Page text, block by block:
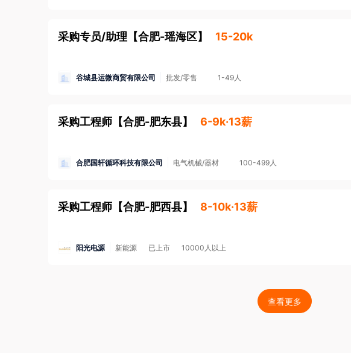
采购专员/助理 【合肥-瑶海区】 15-20k
谷城县运微商贸有限公司 批发/零售 1-49人
采购工程师 【合肥-肥东县】 6-9k·13薪
合肥国轩循环科技有限公司 电气机械/器材 100-499人
采购工程师 【合肥-肥西县】 8-10k·13薪
阳光电源 新能源 已上市 10000人以上
查看更多